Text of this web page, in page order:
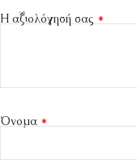
Η αξιολόγησή σας *
Όνομα *